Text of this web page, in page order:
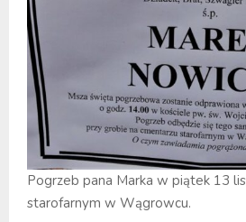
Pogrzeb pana Marka w piątek 13
starofarnym w Wągrowcu.